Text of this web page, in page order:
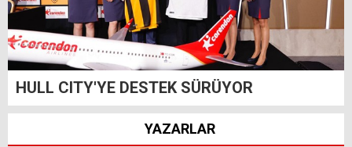
HULL CITY'YE DESTEK SÜRÜYOR
YAZARLAR